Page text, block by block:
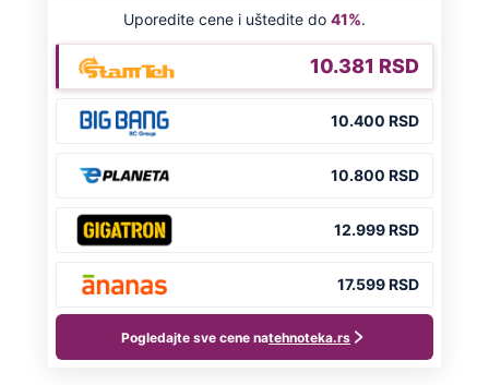
godine: Organizujte sebi mini odmor od
čak četiri slobodna dana